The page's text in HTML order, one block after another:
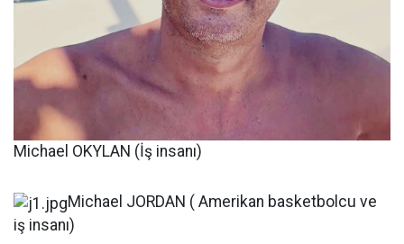
Michael OKYLAN (İş insanı)
Michael JORDAN ( Amerikan basketbolcu ve
iş insanı)